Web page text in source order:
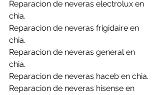
Reparacion de neveras electrolux en
chia.
Reparacion de neveras frigidaire en
chia.
Reparacion de neveras general en
chia.
Reparacion de neveras haceb en chia.
Reparacion de neveras hisense en